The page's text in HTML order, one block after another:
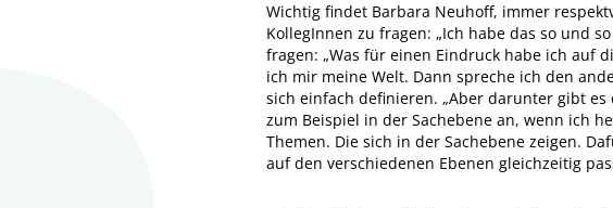
Wichtig findet Barbara Neuhoff, immer
KollegInnen zu fragen: „Ich habe das so und
fragen: „Was für einen Eindruck habe ich auf
ich mir meine Welt. Dann spreche ich den
sich einfach definieren. „Aber darunter gibt
zum Beispiel in der Sach­ebene an, wenn ich
Themen. Die sich in der Sachebene zeigen.
auf den verschie­denen Ebenen gleichzeitig